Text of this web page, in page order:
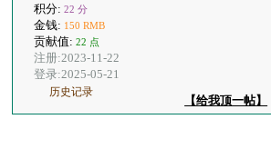
积分:22 分
金钱: 150 RMB
贡献值:22 点
注册:2023-11-22
登录:2025-05-21
历史记录
【给我顶一帖】